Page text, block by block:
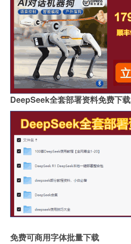
DeepSeek全套部署资料免费下载
免费可商用字体批量下载